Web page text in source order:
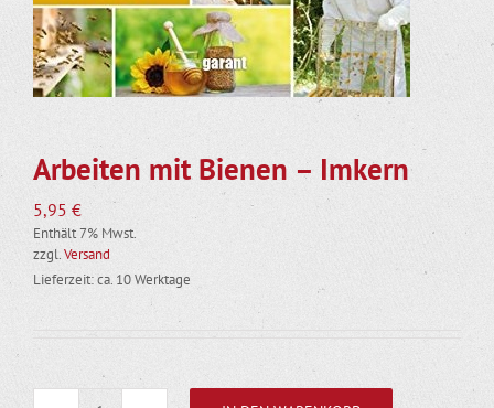
Arbeiten mit Bienen – Imkern
5,95 €
Enthält 7% Mwst.
zzgl.Versand
Lieferzeit: ca. 10 Werktage